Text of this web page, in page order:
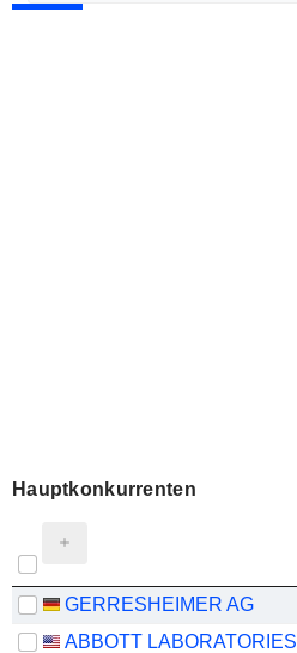
Hauptkonkurrenten
GERRESHEIMER AG
ABBOTT LABORATORIES